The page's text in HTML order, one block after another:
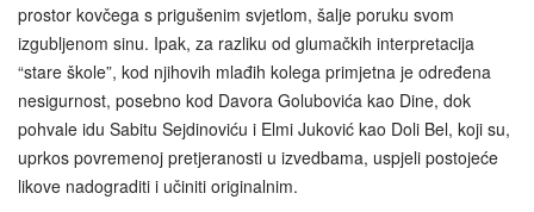
prostor kovčega s prigušenim svjetlom, šalje poruku svom
izgubljenom sinu. Ipak, za razliku od glumačkih interpretacija
“stare škole”, kod njihovih mlađih kolega primjetna je određena
nesigurnost, posebno kod Davora Golubovića kao Dine, dok
pohvale idu Sabitu Sejdinoviću i Elmi Juković kao Doli Bel, koji su,
uprkos povremenoj pretjeranosti u izvedbama, uspjeli postojeće
likove nadograditi i učiniti originalnim.